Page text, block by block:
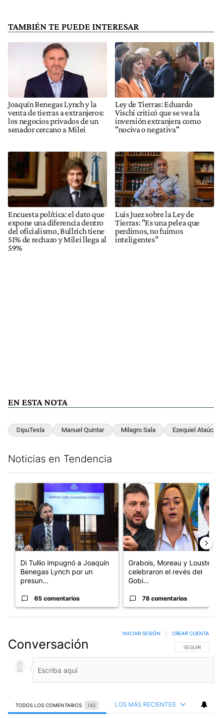
TAMBIÉN TE PUEDE INTERESAR
Joaquín Benegas Lynch y la
venta de tierras a extranjeros:
los negocios privados de un
senador cercano a Milei
Ley de Tierras: Eduardo
Vischi criticó que se vea la
inversión extranjera como
"nociva o negativa"
Encuesta política: el dato que
expone una diferencia dentro
del oficialismo, Bullrich tiene
51% de rechazo y Milei llega al
59%
Luis Juez sobre la Ley de
Tierras: "Es una pelea que
perdimos, no fuimos
inteligentes"
EN ESTA NOTA
DipuTesla Manuel Quintar Milagro Sala Ezequiel Ataúche
Noticias en Tendencia
Un artículo de tendencia con el título "Di Tullio impugnó a
Di Tullio impugnó a Joaquín
Benegas Lynch por un
presun...
65 comentarios
Un artículo de tendencia con
Grabois, Moreau y Lousteau
celebraron el revés del
Gobi...
78 comentarios
Conversación SIGA ESTA
SEGUIR
INICIAR SESIÓN CREAR CUENTA
TODOS LOS COMENTARIOS 142 LOS MÁS RECIENTES